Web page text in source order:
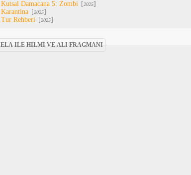
Kutsal Damacana 5: Zombi [2025]
Karantina [2025]
Tur Rehberi [2025]
ELA ILE HILMI VE ALI FRAGMANI